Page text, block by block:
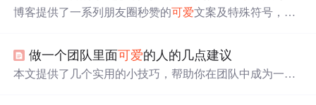
博客提供了一系列朋友圈秒赞的可爱文案及特殊符号，文
放在心里’等，适合用于朋友圈分享。
做一个团队里面可爱的人的几点建议
本文提供了几个实用的小技巧，帮助你在团队中成为一个